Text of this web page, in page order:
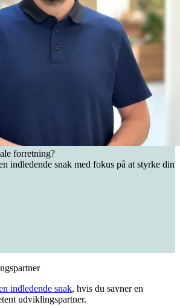
forretning?
indledende snak med fokus på at styrke din
indledende snak, hvis du savner en
udviklingspartner.